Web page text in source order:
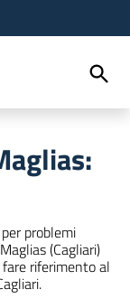
problemi
(Cagliari)
fare riferimento al